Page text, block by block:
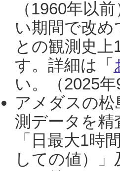
（1960年以
い期間で改
との観測史
す。詳細は「
い。（2025年
アメダスの
測データを精
「日最大1時
しての値）